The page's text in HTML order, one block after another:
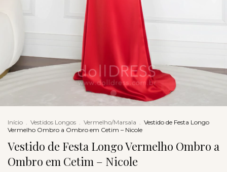
Início . Vestidos Longos . Vermelho/Marsala . Vestido de Festa Longo
Vermelho Ombro a Ombro em Cetim – Nicole
Vestido de Festa Longo Vermelho Ombro a
Ombro em Cetim – Nicole